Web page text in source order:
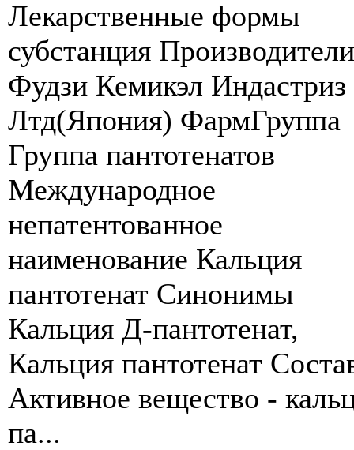
Лекарственные формы
субстанция Производители
Фудзи Кемикэл Индастриз
Лтд(Япония) ФармГруппа
Группа пантотенатов
Международное
непатентованное
наименование Кальция
пантотенат Синонимы
Кальция Д-пантотенат,
Кальция пантотенат
Активное вещество -
па...